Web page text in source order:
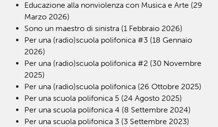
Educazione alla nonviolenza con Musica e Arte (29
Marzo 2026)
Sono un maestro di sinistra (1 Febbraio 2026)
Per una (radio)scuola polifonica #3 (18 Gennaio
2026)
Per una (radio)scuola polifonica #2 (30 Novembre
2025)
Per una (radio)scuola polifonica (26 Ottobre 2025)
Per una scuola polifonica 5 (24 Agosto 2025)
Per una scuola polifonica 4 (8 Settembre 2024)
Per una scuola polifonica 3 (3 Settembre 2023)